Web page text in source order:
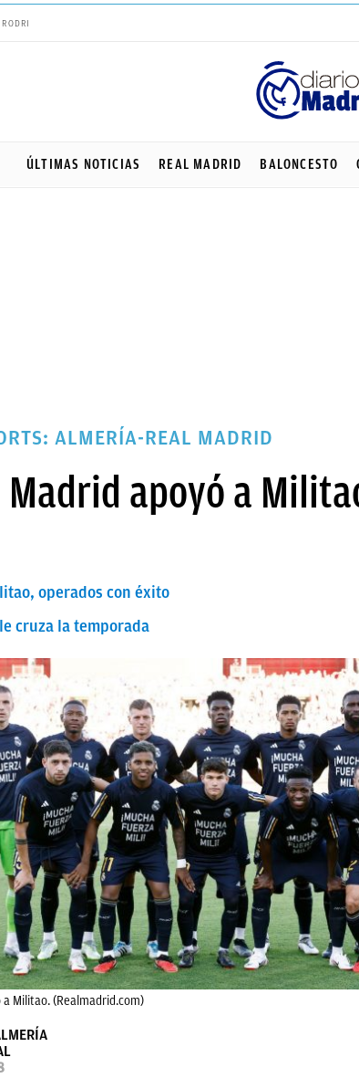
ÚLTIMAS NOTICIAS REAL MADRID BALONCESTO
ALMERÍA-REAL MADRID
Madrid apoyó a
operados con éxito
cruza la temporada
a Militao. (Realmadrid.com)